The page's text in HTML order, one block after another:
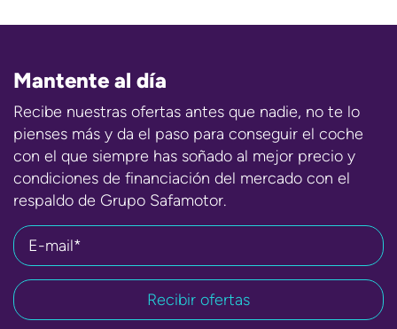
Mantente al día
Recibe nuestras ofertas antes que nadie, no te lo
pienses más y da el paso para conseguir el coche
con el que siempre has soñado al mejor precio y
condiciones de financiación del mercado con el
respaldo de Grupo Safamotor.
E-mail*